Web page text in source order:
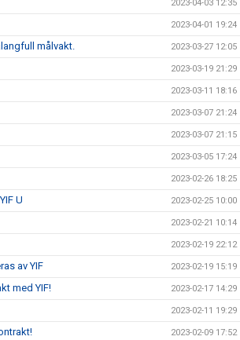
2023-04-03 12:35
2023-04-01 19:24
målvakt. 2023-03-27 12:05
2023-03-19 21:29
2023-03-11 18:16
2023-03-07 21:24
2023-03-07 21:15
2023-03-05 17:24
2023-02-26 18:25
U 2023-02-25 10:00
2023-02-21 10:14
2023-02-19 22:12
av YIF 2023-02-19 15:19
med YIF! 2023-02-17 14:29
2023-02-11 19:29
2023-02-09 17:52